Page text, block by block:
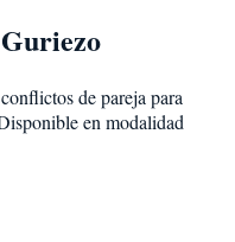
Guriezo
conflictos de pareja para
en modalidad